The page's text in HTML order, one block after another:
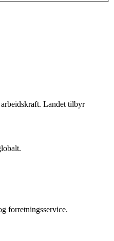
Landet tilbyr
forretningsservice.